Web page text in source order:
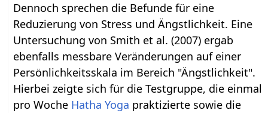
Dennoch sprechen die Befunde für eine
Reduzierung von Stress und Ängstlichkeit. Eine
Untersuchung von Smith et al. (2007) ergab
ebenfalls messbare Veränderungen auf einer
Persönlichkeitsskala im Bereich "Ängstlichkeit".
Hierbei zeigte sich für die Testgruppe, die einmal
pro Woche Hatha Yoga praktizierte sowie die